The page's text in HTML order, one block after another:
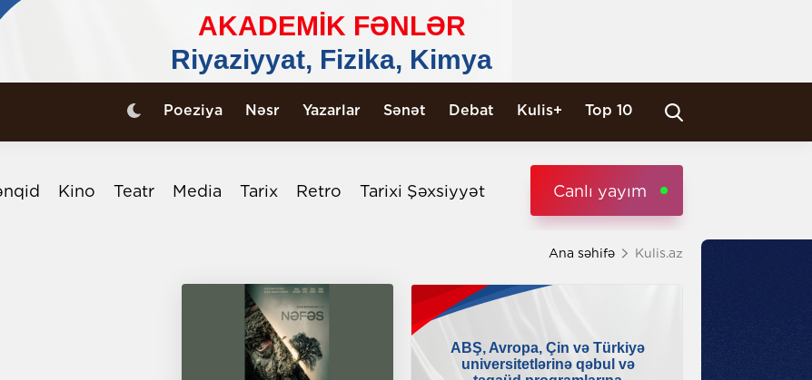
Poeziya Nəsr Yazarlar Sənət Debat Kulis+ Top 10
Kino Teatr Media Tarix Retro Tarixi Şəxsiyyət Canlı yayım
Ana səhifə Kulis.az